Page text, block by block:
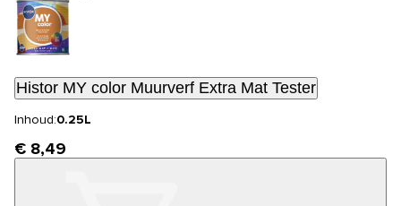
Histor MY color Muurverf Extra Mat Tester
Inhoud:0.25L
€ 8,49